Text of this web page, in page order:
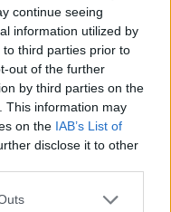
continue seeing
information utilized by
third parties prior to
out of the further
by third parties on the
This information may
on the IAB’s List of
disclose it to other
one or more Google